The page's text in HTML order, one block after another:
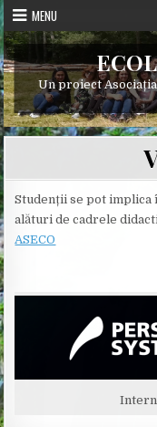
Skip
to
content
MENU
Un proiect
Studenții se pot
alături de cadrele
ASECO